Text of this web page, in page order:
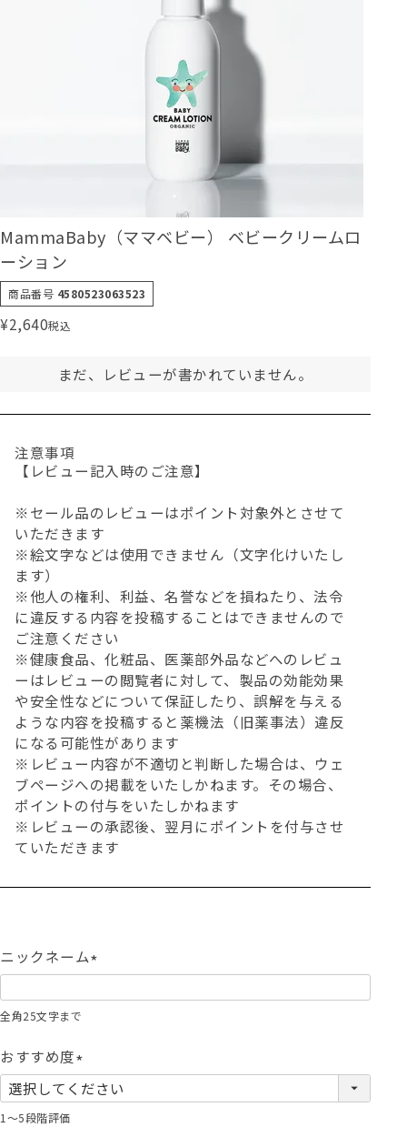
MammaBaby（ママベビー） ベビークリームロ
ーション
商品番号 4580523063523
¥2,640税込
まだ、レビューが書かれていません。
注意事項
【レビュー記入時のご注意】
※セール品のレビューはポイント対象外とさせて
いただきます
※絵文字などは使用できません（文字化けいたし
ます）
※他人の権利、利益、名誉などを損ねたり、法令
に違反する内容を投稿することはできませんので
ご注意ください
※健康食品、化粧品、医薬部外品などへのレビュ
ーはレビューの閲覧者に対して、製品の効能効果
や安全性などについて保証したり、誤解を与える
ような内容を投稿すると薬機法（旧薬事法）違反
になる可能性があります
※レビュー内容が不適切と判断した場合は、ウェ
ブページへの掲載をいたしかねます。その場合、
ポイントの付与をいたしかねます
※レビューの承認後、翌月にポイントを付与させ
ていただきます
ニックネーム
必
全角25文字まで
おすすめ度
(
必
1～5段階評価